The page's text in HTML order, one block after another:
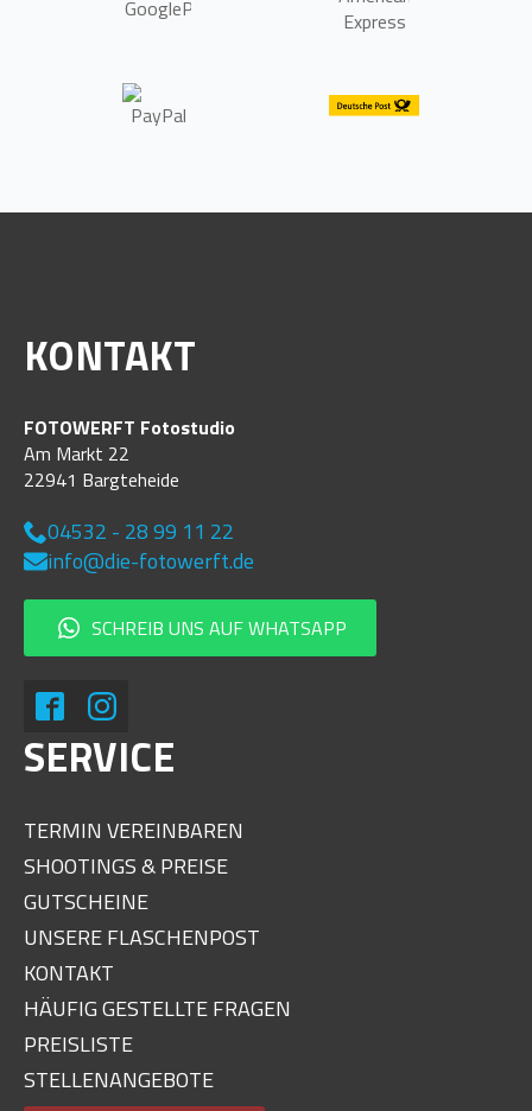
KONTAKT
FOTOWERFT Fotostudio
Am Markt 22
22941 Bargteheide
04532 - 28 99 11 22
info@die-fotowerft.de
SCHREIB UNS AUF WHATSAPP
SERVICE
TERMIN VEREINBAREN
SHOOTINGS & PREISE
GUTSCHEINE
UNSERE FLASCHENPOST
KONTAKT
HÄUFIG GESTELLTE FRAGEN
PREISLISTE
STELLENANGEBOTE